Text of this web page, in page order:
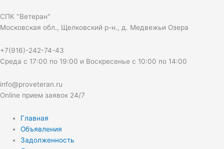
к
содержимому
СПК "Ветеран"
Московская обл., Щелковский р-н., д. Медвежьи Озера
+7(916)-242-74-43
Среда с 17:00 по 19:00 и Воскресенье с 10:00 по 14:00
info@proveteran.ru
Online прием заявок 24/7
Главная
Объявления
Задолженность